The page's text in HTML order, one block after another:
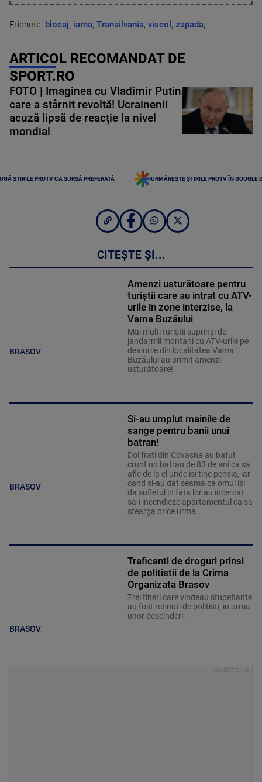
Etichete: blocaj, iarna, Transilvania, viscol , zapada,
ARTICOL RECOMANDAT DE
SPORT.RO
FOTO | Imaginea cu Vladimir Putin
care a stârnit revoltă! Ucrainenii
acuză lipsă de reacție la nivel
mondial
ȘTIRILE PROTV CA SURSĂ PREFERATĂ URMĂREȘTE ȘTIRILE PROTV ÎN GOOGLE
CITEȘTE ȘI...
BRASOV
Amenzi usturătoare pentru
turiştii care au intrat cu ATV-
urile în zone interzise, la
Vama Buzăului
Mai multi turiștii suprinși de
jandarmii montani cu ATV-urile pe
dealurile din localitatea Vama
Buzăului au primit amenzi
usturătoare!
BRASOV
Si-au umplut mainile de
sange pentru banii unui
batran!
Doi frati din Covasna au batut
crunt un batran de 83 de ani ca sa
afle de la el unde isi tine pensia, iar
cand si-au dat seama ca omul isi
da sufletul in fata lor au incercat
sa-i incendieze apartamentul ca sa
stearga orice urma.
BRASOV
Traficanti de droguri prinsi
de politistii de la Crima
Organizata Brasov
Trei tineri care vindeau stupefiante
au fost retinuti de politisti, in urma
unor descinderi.